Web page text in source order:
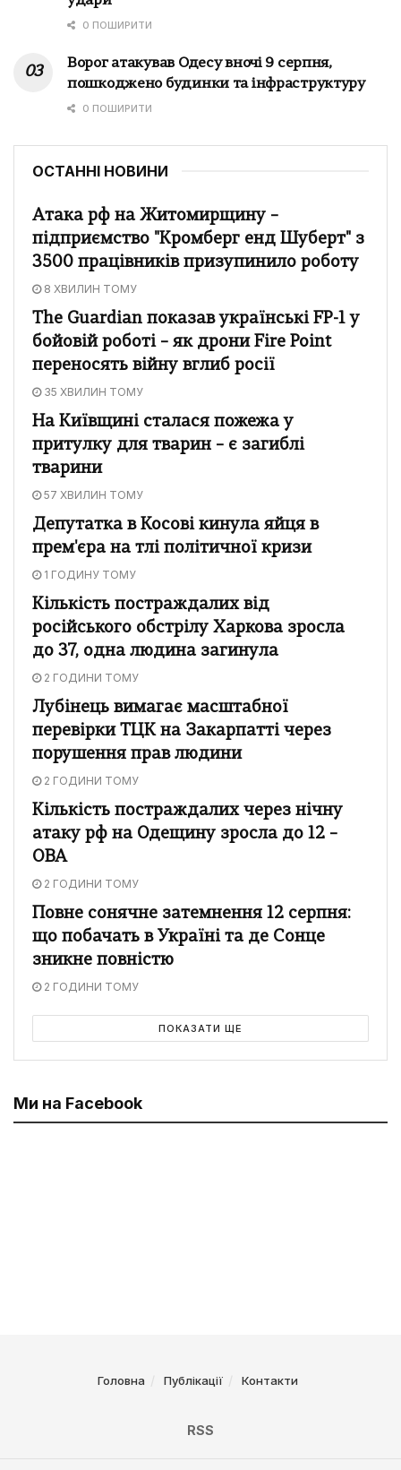
0 ПОШИРИТИ
Ворог атакував Одесу вночі 9 серпня,
пошкоджено будинки та інфраструктуру
0 ПОШИРИТИ
ОСТАННІ НОВИНИ
Атака рф на Житомирщину –
підприємство "Кромберг енд Шуберт" з
3500 працівників призупинило роботу
8 ХВИЛИН ТОМУ
The Guardian показав українські FP-1 у
бойовій роботі – як дрони Fire Point
переносять війну вглиб росії
35 ХВИЛИН ТОМУ
На Київщині сталася пожежа у
притулку для тварин – є загиблі
тварини
57 ХВИЛИН ТОМУ
Депутатка в Косові кинула яйця в
прем'єра на тлі політичної кризи
1 ГОДИНУ ТОМУ
Кількість постраждалих від
російського обстрілу Харкова зросла
до 37, одна людина загинула
2 ГОДИНИ ТОМУ
Лубінець вимагає масштабної
перевірки ТЦК на Закарпатті через
порушення прав людини
2 ГОДИНИ ТОМУ
Кількість постраждалих через нічну
атаку рф на Одещину зросла до 12 –
ОВА
2 ГОДИНИ ТОМУ
Повне сонячне затемнення 12 серпня:
що побачать в Україні та де Сонце
зникне повністю
2 ГОДИНИ ТОМУ
ПОКАЗАТИ ЩЕ
Ми на Facebook
Головна Публікації Контакти
RSS